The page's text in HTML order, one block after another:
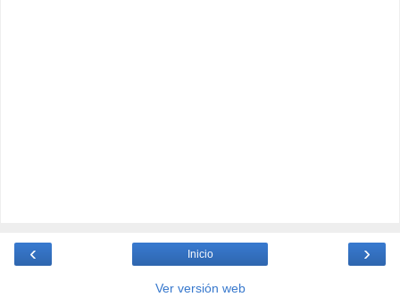
‹ ›
Inicio
Ver versión web